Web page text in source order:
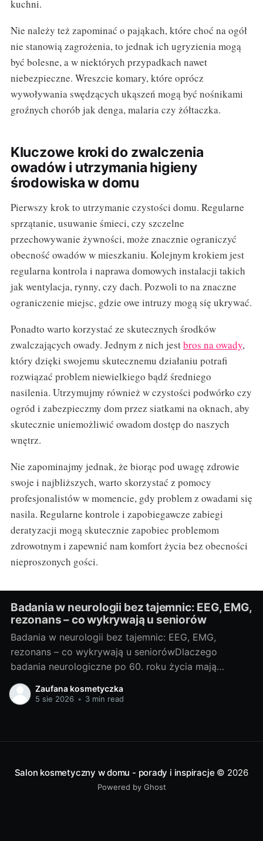
kuchni.
Nie należy też zapominać o pająkach, które choć na ogół
nie stanowią zagrożenia, to jednak ich ugryzienia mogą
być bolesne, a w niektórych przypadkach nawet
niebezpieczne. Wreszcie komary, które oprócz
wywoływania swędzących ukąszeń mogą być nośnikami
groźnych chorób jak denga, malaria czy żółtaczka.
Kluczowe kroki do zwalczenia
owadów i utrzymania higieny
środowiska w domu
Pierwszy krok to utrzymanie czystości domu. Regularne
sprzątanie, usuwanie śmieci, czy szczelne
przechowywanie żywności, może znacznie ograniczyć
obecność owadów w mieszkaniu. Kolejnym krokiem jest
regularna kontrola i naprawa domowych instalacji takich
jak wentylacja, rynny, czy dach. Pozwoli to na znaczne
ograniczenie miejsc, gdzie owe intruzy mogą się ukrywać.
Ponadto warto korzystać ze skutecznych środków
zwalczających owady. Jednym z nich jestbros na owady,
który dzięki swojemu skutecznemu działaniu potrafi
rozwiązać problem niewielkiego bądź średniego
nasilenia. Utrzymujmy również w czystości podwórko czy
ogród i zabezpieczmy dom przez siatkami na oknach, aby
skutecznie uniemożliwić owadom dostęp do naszych
wnętrz.
Nie zapominajmy jednak, że biorąc pod uwagę zdrowie
swoje i najbliższych, warto skorzystać z pomocy
profesjonalistów w momencie, gdy problem z owadami się
nasila. Regularne kontrole i zapobiegawcze zabiegi
deratyzacji mogą skutecznie zapobiec problemom
zdrowotnym i zapewnić nam komfort życia bez obecności
nieproszonych gości.
Badania w neurologii bez tajemnic: EEG, EMG,
rezonans – co wykrywają u seniorów
Badania w neurologii bez tajemnic: EEG, EMG,
rezonans – co wykrywają u seniorówDlaczego
badania neurologiczne po 60. roku życia mają
znaczenieJako blogerka, ale i miłośniczka rzetelnej
wiedzy medycznej, często widzę, że u osób po 60.
szybka diagnoza pozwala
Zaufana kosmetyczka
5 sie 2026 • 3 min read
Salon kosmetyczny w domu - porady i inspiracje © 2026
Powered by Ghost